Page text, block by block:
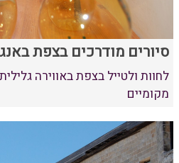
סיורים מודרכים בצפת
לחוות ולטייל בצפת באווירה
מקומיים